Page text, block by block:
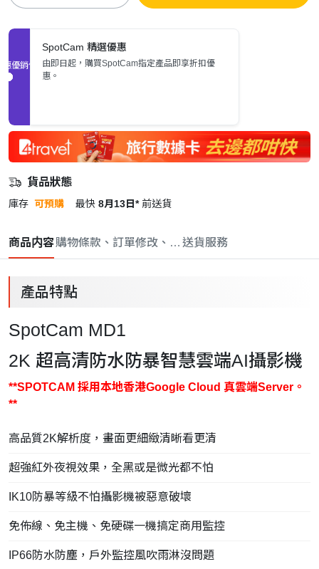
促銷優惠
SpotCam 精選優惠
由即日起，購買SpotCam指定產品即享折扣優
惠。
貨品狀態
庫存 可預購 最快 8月13日* 前送貨
商品内容購物條款、訂單修改、取消與退款政策
送貨服務
產品特點
SpotCam MD1
2K 超高清防水防暴智慧雲端AI攝影機
**SPOTCAM 採用本地香港Google Cloud 真雲端Server。
**
高品質2K解析度，畫面更細緻清晰看更清
超強紅外夜視效果，全黑或是微光都不怕
IK10防暴等級不怕攝影機被惡意破壞
免佈線、免主機、免硬碟一機搞定商用監控
IP66防水防塵，戶外監控風吹雨淋沒問題